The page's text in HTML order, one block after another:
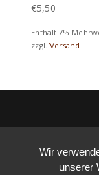
€5,50
Enthält 7%
zzgl. Versand
Wir
unserer